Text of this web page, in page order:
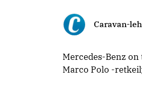
Caravan-
Mercedes-Benz
Marco Polo -